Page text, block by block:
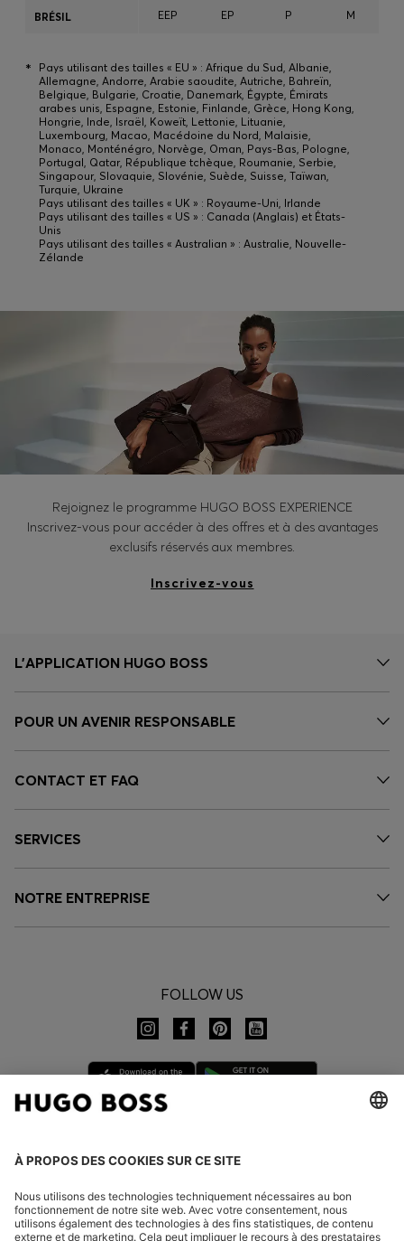
EEP EP P M
BRÉSIL
*
Pays utilisant des tailles « EU » : Afrique du Sud, Albanie,
Allemagne, Andorre, Arabie saoudite, Autriche, Bahreïn,
Belgique, Bulgarie, Croatie, Danemark, Égypte, Émirats
arabes unis, Espagne, Estonie, Finlande, Grèce, Hong Kong,
Hongrie, Inde, Israël, Koweït, Lettonie, Lituanie,
Luxembourg, Macao, Macédoine du Nord, Malaisie,
Monaco, Monténégro, Norvège, Oman, Pays-Bas, Pologne,
Portugal, Qatar, République tchèque, Roumanie, Serbie,
Singapour, Slovaquie, Slovénie, Suède, Suisse, Taïwan,
Turquie, Ukraine
Pays utilisant des tailles « UK » : Royaume-Uni, Irlande
Pays utilisant des tailles « US » : Canada (Anglais) et États-
Unis
Pays utilisant des tailles « Australian » : Australie, Nouvelle-
Zélande
Rejoignez le programme HUGO BOSS EXPERIENCE
Inscrivez-vous pour accéder à des offres et à des avantages
exclusifs réservés aux membres.
Inscrivez-vous
L’APPLICATION HUGO BOSS
POUR UN AVENIR RESPONSABLE
CONTACT ET FAQ
SERVICES
NOTRE ENTREPRISE
FOLLOW US